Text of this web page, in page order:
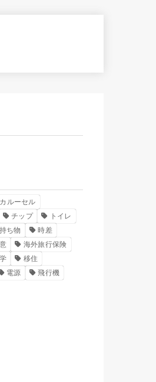
カルーセル
チップ
トイレ
持ち物
時差
海外旅行保険
移住
電源 飛行機